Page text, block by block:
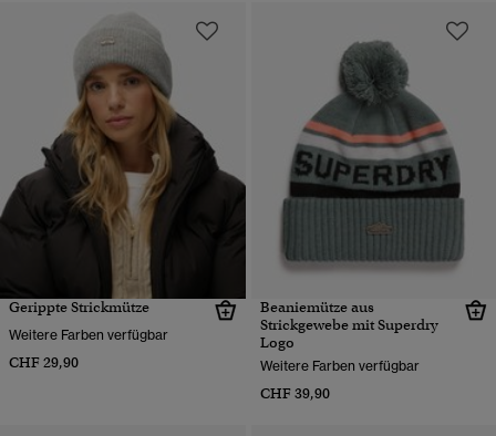
Gerippte Strickmütze
Weitere Farben verfügbar
CHF 29,90
Beaniemütze aus
Strickgewebe mit Superdry
Logo
Weitere Farben verfügbar
CHF 39,90